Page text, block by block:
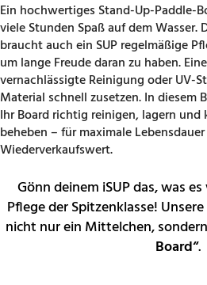
Ein hochwertiges Stand-Up-Paddle-
viele Stunden Spaß auf dem
braucht auch ein SUP regelmäßige
um lange Freude daran zu haben.
vernachlässigte Reinigung oder UV-
Material schnell zusetzen. In diesem
Ihr Board richtig reinigen, lagern und
beheben – für maximale
Wiederverkaufswert.
Gönn deinem iSUP das, was
Pflege der Spitzenklasse!
nicht nur ein Mittelchen,
Board“.